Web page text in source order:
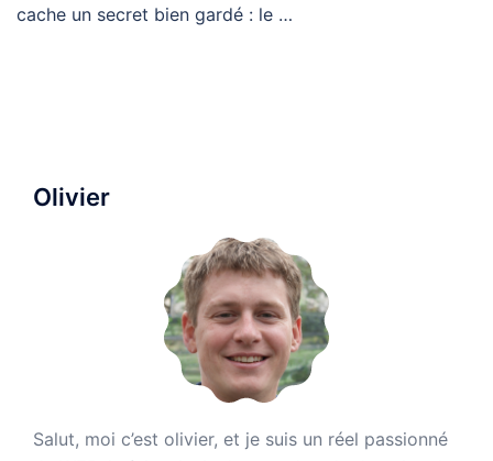
cache un secret bien gardé : le …
Olivier
Salut, moi c’est olivier, et je suis un réel passionné